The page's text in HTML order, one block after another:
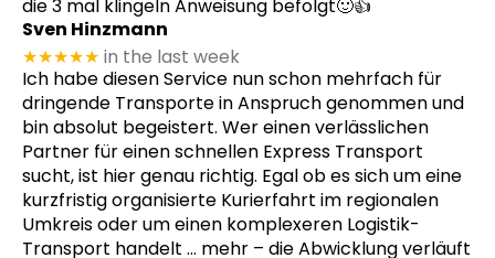
die 3 mal klingeln Anweisung befolgt🙂👍
Sven Hinzmann
★★★★★ in the last week
Ich habe diesen Service nun schon mehrfach für
dringende Transporte in Anspruch genommen und
bin absolut begeistert. Wer einen verlässlichen
Partner für einen schnellen Express Transport
sucht, ist hier genau richtig. Egal ob es sich um eine
kurzfristig organisierte Kurierfahrt im regionalen
Umkreis oder um einen komplexeren Logistik-
Transport handelt … mehr – die Abwicklung verläuft